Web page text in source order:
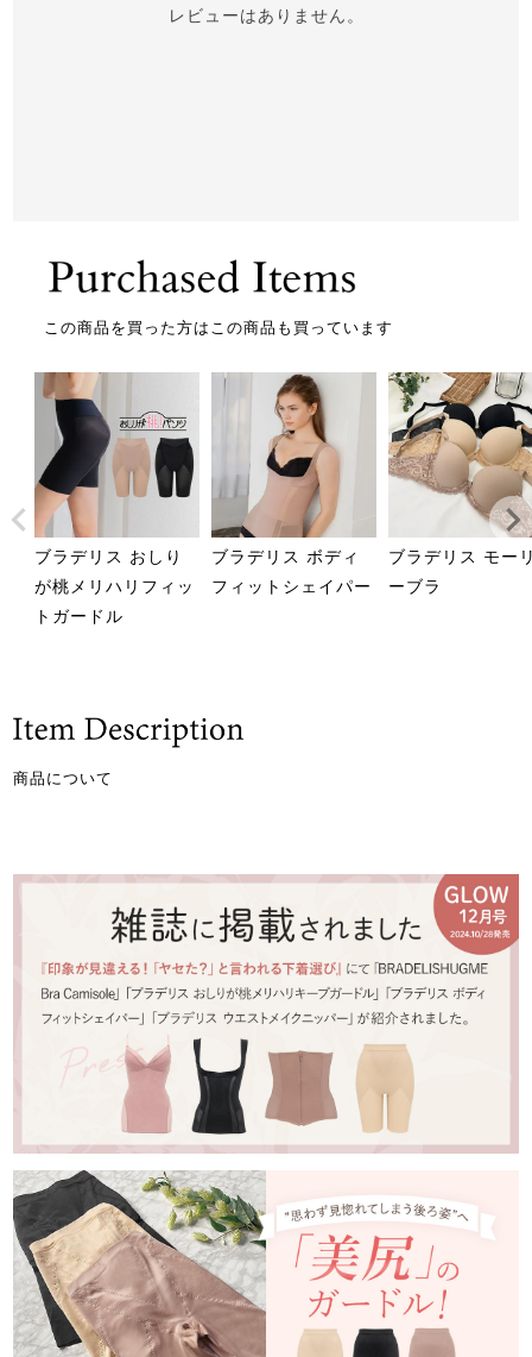
レビューはありません。
この商品を買った方はこの商品も買っています
ブラデリス おしり
が桃メリハリフィッ
トガードル
ブラデリス ボディ
フィットシェイパー
ブラデリス モー
ーブラ
商品について